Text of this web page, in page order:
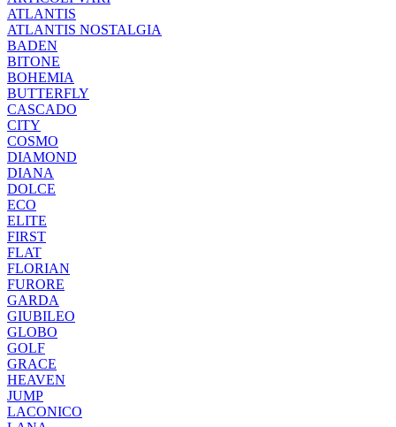
ATLANTIS
ATLANTIS NOSTALGIA
BADEN
BITONE
BOHEMIA
BUTTERFLY
CASCADO
CITY
COSMO
DIAMOND
DIANA
DOLCE
ECO
ELITE
FIRST
FLAT
FLORIAN
FURORE
GARDA
GIUBILEO
GLOBO
GOLF
GRACE
HEAVEN
JUMP
LACONICO